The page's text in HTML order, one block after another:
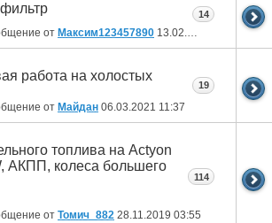
от Максим123457890 13.02.2022
14
работа на холостых
от Майдан 06.03.2021 11:37
19
топлива на Actyon
АКПП, колеса большего
от Томич_882 28.11.2019 03:55
114